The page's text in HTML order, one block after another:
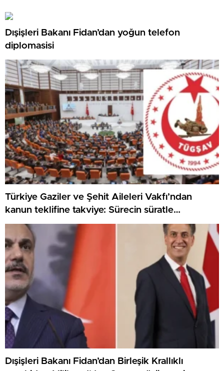
Dışişleri Bakanı Fidan’dan yoğun telefon
diplomasisi
Türkiye Gaziler ve Şehit Aileleri Vakfı’ndan
kanun teklifine takviye: Sürecin süratle
tamamlanmasını temenni ediyoruz
Dışişleri Bakanı Fidan’dan Birleşik Krallıklı